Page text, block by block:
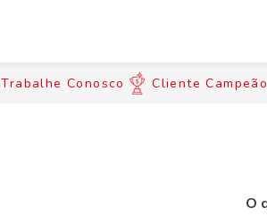
Trabalhe Conosco Cliente Campeão
O